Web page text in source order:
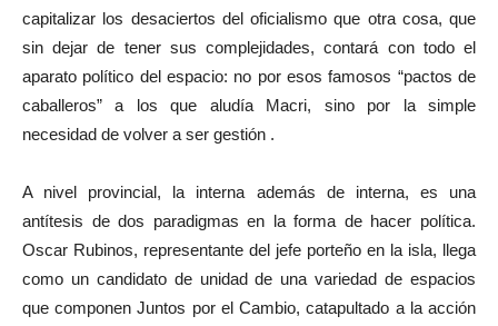
capitalizar los desaciertos del oficialismo que otra cosa, que
sin dejar de tener sus complejidades, contará con todo el
aparato político del espacio: no por esos famosos “pactos de
caballeros” a los que aludía Macri, sino por la simple
necesidad de volver a ser gestión .
A nivel provincial, la interna además de interna, es una
antítesis de dos paradigmas en la forma de hacer política.
Oscar Rubinos, representante del jefe porteño en la isla, llega
como un candidato de unidad de una variedad de espacios
que componen Juntos por el Cambio, catapultado a la acción